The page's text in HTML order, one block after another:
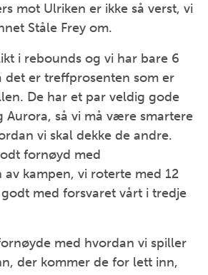
mot Ulriken er ikke så verst, vi
Ståle Frey om.
i rebounds og vi har bare 6
det er treffprosenten som er
De har et par veldig gode
Aurora, så vi må være smartere
vi skal dekke de andre.
fornøyd med
kampen, vi roterte med 12
med forsvaret vårt i tredje
med hvordan vi spiller
der kommer de for lett inn,